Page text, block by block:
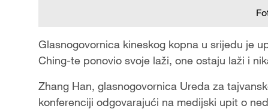
Glasnogovornica kineskog kopna u srijedu je
Ching-te ponovio svoje laži, one ostaju laži i
Zhang Han, glasnogovornica Ureda za
konferenciji odgovarajući na medijski upit o